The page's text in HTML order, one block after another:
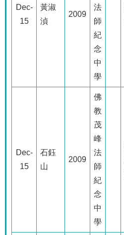
Dec-
15
黃淑
湞
2009
法
師
紀
念
中
學
Dec-
15
石鈺
山
2009
佛
教
茂
峰
法
師
紀
念
中
學